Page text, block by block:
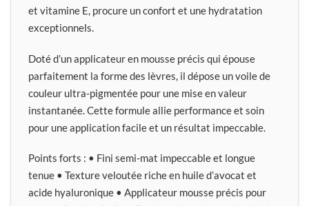
et vitamine E, procure un confort et une hydratation
exceptionnels.
Doté d’un applicateur en mousse précis qui épouse
parfaitement la forme des lèvres, il dépose un voile de
couleur ultra-pigmentée pour une mise en valeur
instantanée. Cette formule allie performance et soin
pour une application facile et un résultat impeccable.
Points forts : • Fini semi-mat impeccable et longue
tenue • Texture veloutée riche en huile d’avocat et
acide hyaluronique • Applicateur mousse précis pour